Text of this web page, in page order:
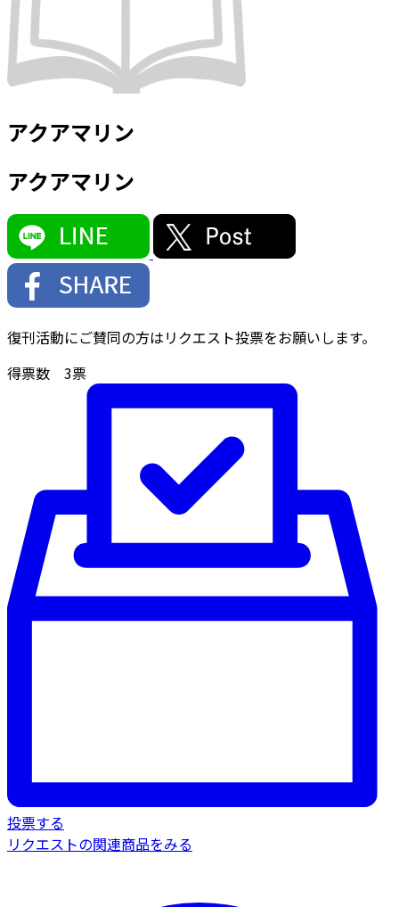
アクアマリン
アクアマリン
復刊活動にご賛同の方はリクエスト投票をお願いします。
得票数 3票
投票する
リクエストの関連商品をみる